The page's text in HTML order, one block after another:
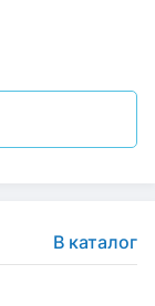
В каталог